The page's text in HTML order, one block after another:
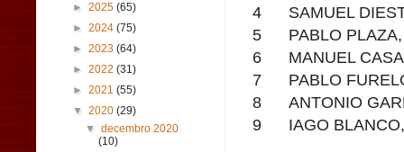
4
SAMUEL
5
PABLO
6
MANUEL
7
PABLO
8
ANTONIO
9
IAGO
► 2025 (65)
► 2024 (75)
► 2023 (64)
► 2022 (31)
► 2021 (55)
▼ 2020 (29)
▼decembro 2020
(10)